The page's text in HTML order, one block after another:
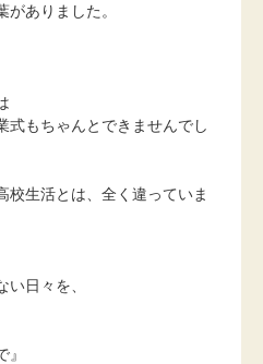
ありました。
式もちゃんとできませんでし
校生活とは、全く違っていま
日々を、